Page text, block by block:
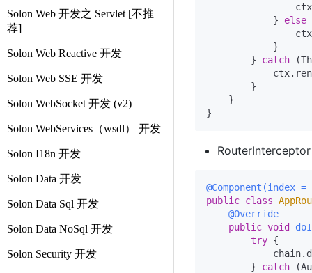
Solon Web 开发之 Servlet [不推
荐]
Solon Web Reactive 开发
Solon Web SSE 开发
Solon WebSocket 开发 (v2)
Solon WebServices（wsdl） 开发
Solon I18n 开发
Solon Data 开发
Solon Data Sql 开发
Solon Data NoSql 开发
Solon Security 开发
            }
else
            }
        }
catch
        }
    }
RouterInterceptor
@Component(index
public class
@Override
public void
try {
        }
catch